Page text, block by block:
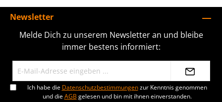
Newsletter
Melde Dich zu unserem Newsletter an und bleibe
immer bestens informiert:
Ich habe die Datenschutzbestimmungenzur Kenntnis genommen
und dieAGB gelesen und bin mit ihnen einverstanden.